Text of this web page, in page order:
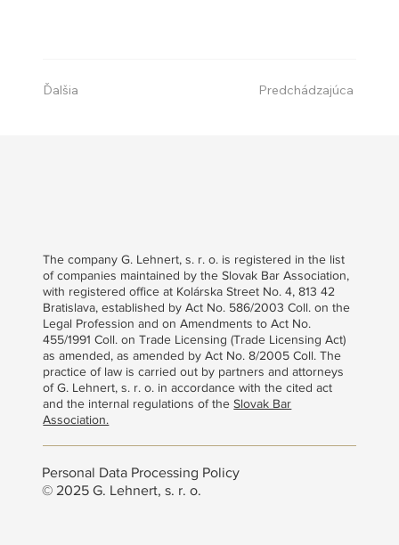
Ďalšia Predchádzajúca
The company G. Lehnert, s. r. o. is registered in the list
of companies maintained by the Slovak Bar Association,
with registered office at Kolárska Street No. 4, 813 42
Bratislava, established by Act No. 586/2003 Coll. on the
Legal Profession and on Amendments to Act No.
455/1991 Coll. on Trade Licensing (Trade Licensing Act)
as amended, as amended by Act No. 8/2005 Coll. The
practice of law is carried out by partners and attorneys
of G. Lehnert, s. r. o. in accordance with the cited act
and the internal regulations of theSlovak Bar
Association.
Personal Data Processing Policy
© 2025 G. Lehnert, s. r. o.